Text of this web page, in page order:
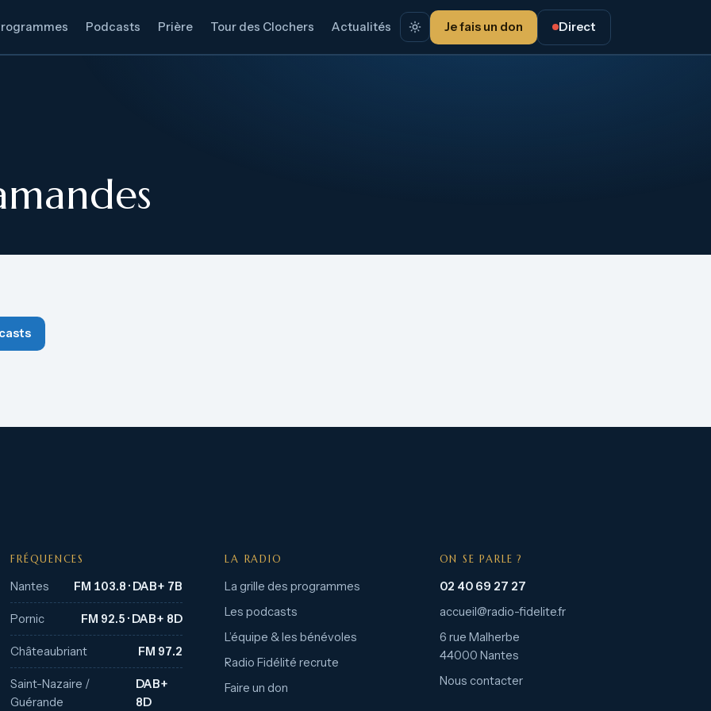
Podcasts Prière Tour des Clochers Actualités Je fais un don Direct
FRÉQUENCES
Nantes FM 103.8 · DAB+ 7B
Pornic FM 92.5 · DAB+ 8D
Châteaubriant FM 97.2
Saint-Nazaire /
Guérande
DAB+
8D
LA RADIO
La grille des programmes
Les podcasts
L’équipe & les bénévoles
Radio Fidélité recrute
Faire un don
ON SE PARLE ?
02 40 69 27 27
accueil@radio-fidelite.fr
6 rue Malherbe
44000 Nantes
Nous contacter